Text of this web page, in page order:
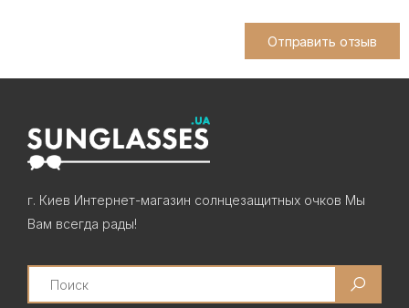
Отправить отзыв
г. Киев Интернет-магазин солнцезащитных очков Мы
Вам всегда рады!
Search